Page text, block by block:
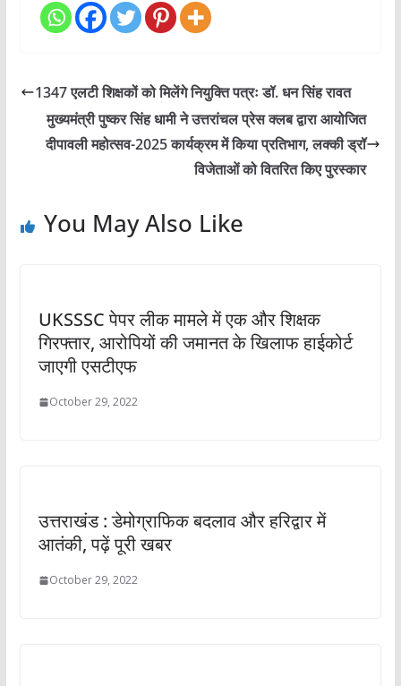
1347 एलटी शिक्षकों को मिलेंगे नियुक्ति पत्रः डॉ. धन सिंह रावत
मुख्यमंत्री पुष्कर सिंह धामी ने उत्तरांचल प्रेस क्लब द्वारा आयोजित
दीपावली महोत्सव-2025 कार्यक्रम में किया प्रतिभाग, लक्की ड्रॉ
विजेताओं को वितरित किए पुरस्कार
You May Also Like
UKSSSC पेपर लीक मामले में एक और शिक्षक
गिरफ्तार, आरोपियों की जमानत के खिलाफ हाईकोर्ट
जाएगी एसटीएफ
October 29, 2022
उत्तराखंड : डेमोग्राफिक बदलाव और हरिद्वार में
आतंकी, पढ़ें पूरी खबर
October 29, 2022